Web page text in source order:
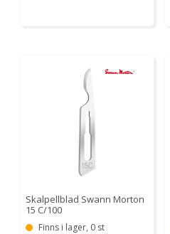
Skalpellblad Swann Morton
15 C/100
Finns i lager, 0 st